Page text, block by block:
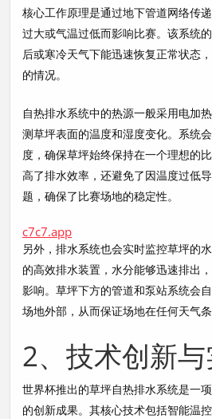
核心工作原理是通过地下管道网络传
过大或气温过低而影响比赛。该系统
后或寒冷天气下能迅速恢复正常状态
的情况。
自热排水系统中的热源一般采用电加
测草坪表面的温度和湿度变化。系统
度，确保草坪始终保持在一个理想的
高了排水效率，还避免了因温度过低
题，确保了比赛场地的稳定性。
c7c7.app
另外，排水系统也会实时监控草坪的
的高效排水装置，水分能够迅速排出
影响。草坪下方的管道和泵站系统会
场地外部，从而保证场地在任何天气
2、技术创新
世界杯推出的草坪自热排水系统是一
的创新成果。其核心技术包括智能温